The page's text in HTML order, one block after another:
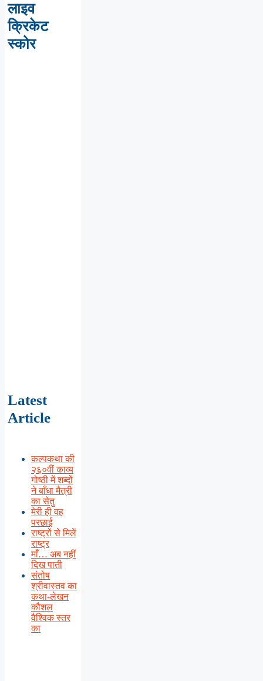
लाइव
क्रिकेट
स्कोर
Latest
Article
कल्पकथा की
२६०वीं काव्य
गोष्ठी में शब्दों
ने बाँधा मैत्री
का सेतु
मेरी ही वह
परछाई
राष्ट्रों से मिलें
राष्ट्र
माँ… अब नहीं
दिख पाती
संतोष
श्रीवास्तव का
कथा-लेखन
कौशल
वैश्विक स्तर
का